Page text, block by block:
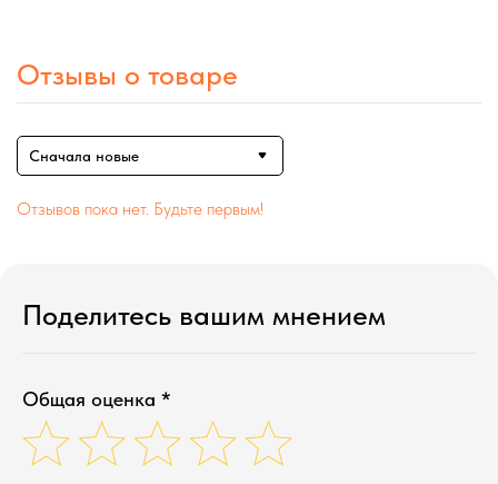
Отзывы о товаре
Сначала новые
Отзывов пока нет. Будьте первым!
Поделитесь вашим мнением
Общая оценка *